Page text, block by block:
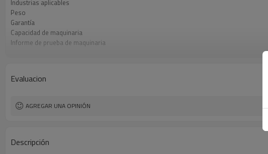
Industrias aplicables
Peso
Garantía
Capacidad de maquinaria
Informe de prueba de maquinaria
Tipo de marketing
Tratamiento
Condición
Control de velocidad
Evaluacion
AGREGAR UNA OPINIÓN
Descripción